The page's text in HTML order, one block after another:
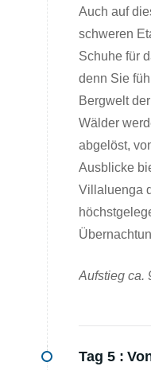
Auch auf
schweren
Schuhe für
denn Sie
Bergwelt
Wälder
abgelöst,
Ausblicke
Villaluenga
Aufstieg ca.
Tag 5 :